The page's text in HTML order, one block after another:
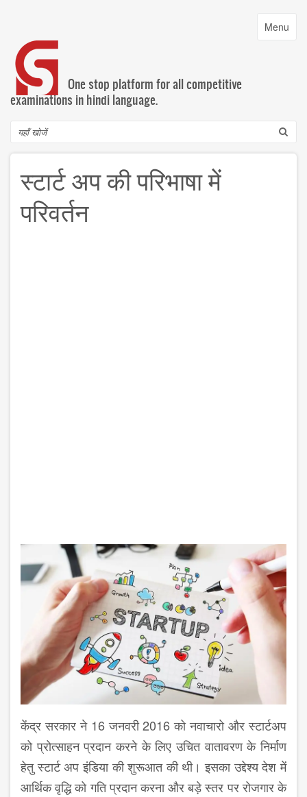
content
Toggle
Menu
One stop platform for all competitive
examinations in hindi language.
Search
स्टार्ट अप की परिभाषा में
परिवर्तन
केंद्र सरकार ने 16 जनवरी 2016 को नवाचारो और स्टार्टअप
को प्रोत्साहन प्रदान करने के लिए उचित वातावरण के निर्माण
हेतु स्टार्ट अप इंडिया की शुरूआत की थी। इसका उद्देश्य देश में
आर्थिक वृद्धि को गति प्रदान करना और बड़े स्तर पर रोजगार के